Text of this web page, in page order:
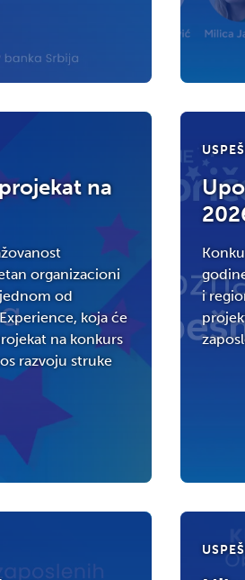
na
organizacioni
od
koja će
na konkurs
razvoju struke
i